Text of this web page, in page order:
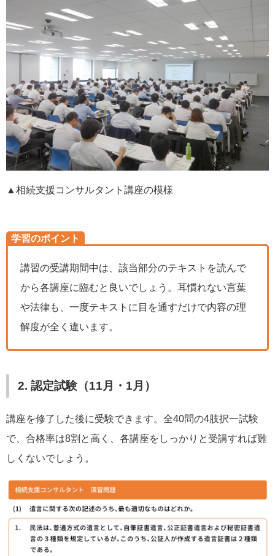
▲相続支援コンサルタント講座の模様
学習のポイント
講習の受講期間中は、該当部分のテキストを読んで
から各講座に臨むと良いでしょう。耳慣れない言葉
や法律も、一度テキストに目を通すだけで内容の理
解度が全く違います。
2. 認定試験（11月・1月）
講座を修了した後に受験できます。全40問の4肢択一試験
で、合格率は8割と高く、各講座をしっかりと受講すれば難
しくないでしょう。